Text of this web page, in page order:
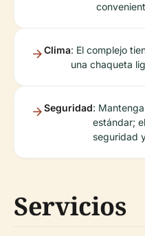
Clima: El complejo
una chaqueta
Seguridad:
estándar;
seguridad
Servicios